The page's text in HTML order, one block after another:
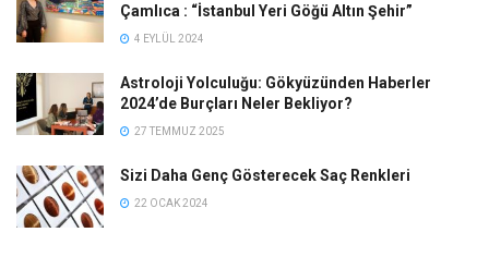
Çamlıca : “İstanbul Yeri Göğü Altın Şehir”
4 EYLÜL 2024
Astroloji Yolculuğu: Gökyüzünden Haberler
2024’de Burçları Neler Bekliyor?
27 TEMMUZ 2025
Sizi Daha Genç Gösterecek Saç Renkleri
22 OCAK 2024